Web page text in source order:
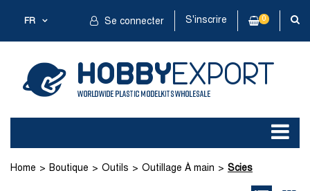
FR Se connecter S'inscrire 0
Home Boutique Outils Outillage À main Scies